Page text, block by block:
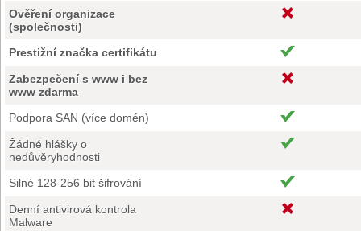
Ověření organizace
(společnosti)
Prestižní značka certifikátu
Zabezpečení s www i bez
www zdarma
Podpora SAN (více domén)
Žádné hlášky o
nedůvěryhodnosti
Silné 128-256 bit šifrování
Denní antivirová kontrola
Malware